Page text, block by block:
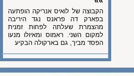
הקבוצה של לואיס אנריקה הופתעה
בפארק דה פראנס נגד היריבה
מהצמרת שעלתה לפחות זמנית
למקום השני. ראמוס ומאיולו מנעו
הפסד מביך, גם בארקולה הבקיע